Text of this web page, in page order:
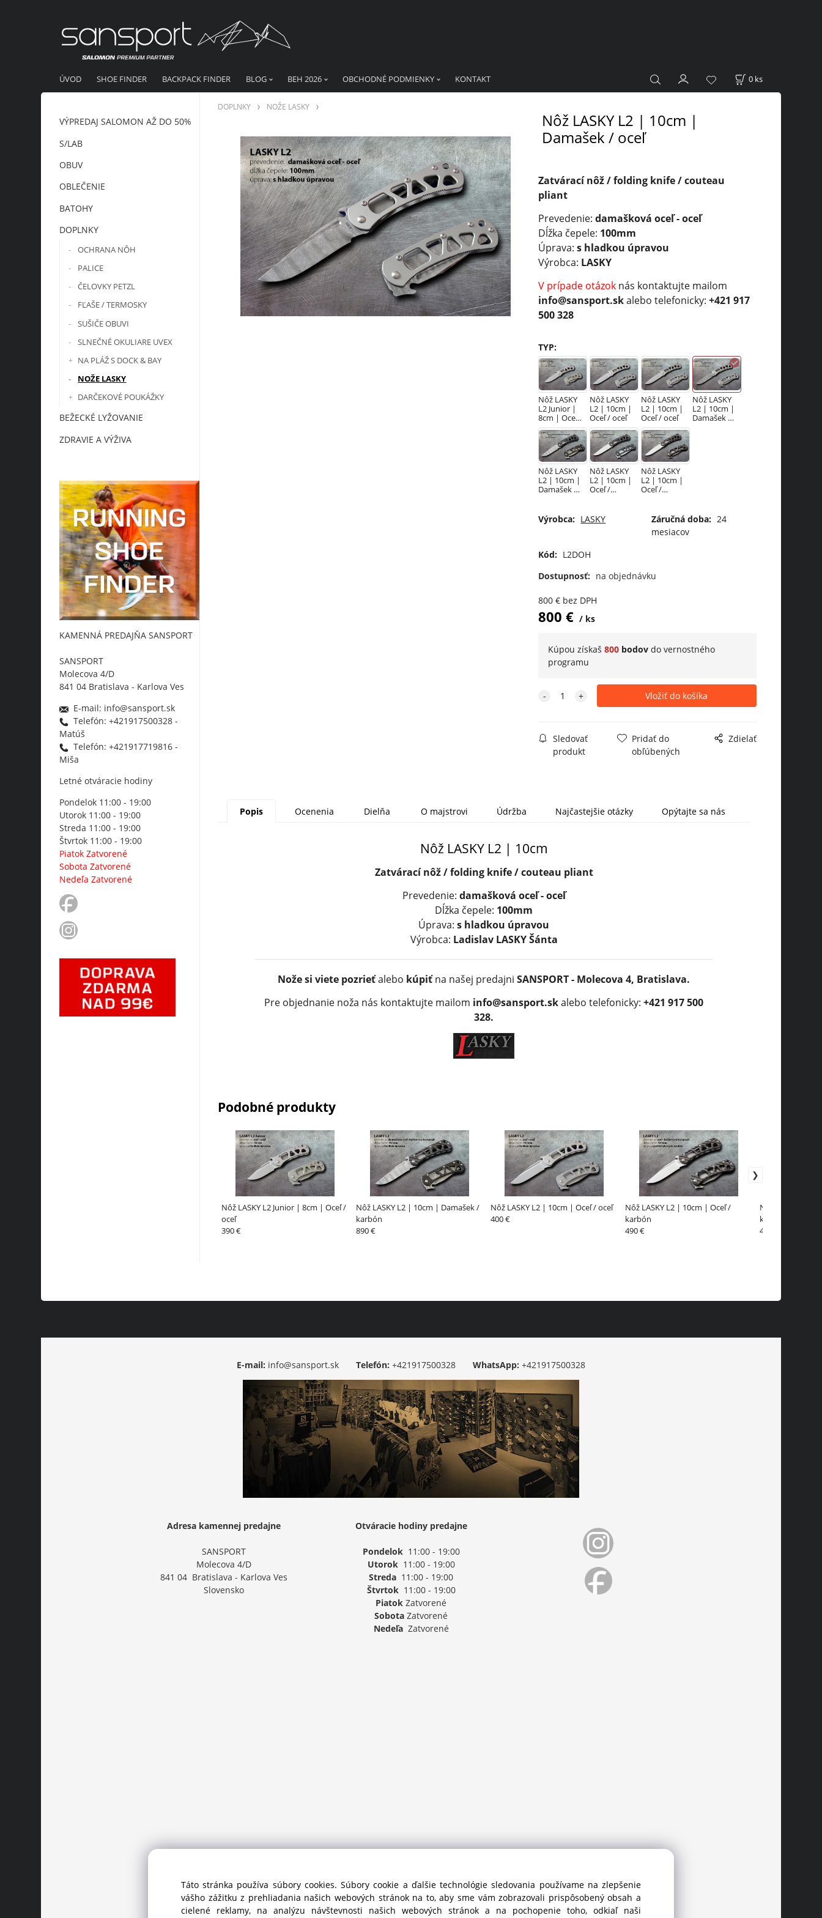
ÚVOD SHOE FINDER BACKPACK FINDER BLOG BEH 2026 OBCHODNÉ PODMIENKY KONTAKT 0 ks
VÝPREDAJ SALOMON AŽ DO 50%
S/LAB
OBUV
OBLEČENIE
BATOHY
DOPLNKY
OCHRANA NÔH
PALICE
ČELOVKY PETZL
FĽAŠE / TERMOSKY
SUŠIČE OBUVI
SLNEČNÉ OKULIARE UVEX
NA PLÁŽ S DOCK & BAY
NOŽE LASKY
DARČEKOVÉ POUKÁŽKY
BEŽECKÉ LYŽOVANIE
ZDRAVIE A VÝŽIVA
KAMENNÁ PREDAJŇA SANSPORT
SANSPORT
Molecova 4/D
841 04 Bratislava - Karlova Ves
E-mail: info@sansport.sk
Telefón: +421917500328 -
Matúš
Telefón: +421917719816 -
Miša
Letné otváracie hodiny
Pondelok 11:00 - 19:00
Utorok 11:00 - 19:00
Streda 11:00 - 19:00
Štvrtok 11:00 - 19:00
Piatok Zatvorené
Sobota Zatvorené
Nedeľa Zatvorené
DOPLNKY NOŽE LASKY
Nôž LASKY L2 | 10cm |
Damašek / oceľ
Zatvárací nôž / folding knife / couteau
pliant
Prevedenie: damašková oceľ - oceľ
Dĺžka čepele: 100mm
Úprava:s hladkou úpravou
Výrobca: LASKY
V prípade otázok nás kontaktujte mailom
info@sansport.skalebo telefonicky:+421 917
500 328
TYP:
Nôž LASKY
L2 Junior |
8cm | Oceľ /
oceľ
Nôž LASKY
L2 | 10cm |
Oceľ / oceľ
Nôž LASKY
L2 | 10cm |
Oceľ / oceľ
Nôž LASKY
L2 | 10cm |
Damašek /
Nôž LASKY
L2 | 10cm |
Damašek /
Nôž LASKY
L2 | 10cm |
Oceľ /
Nôž LASKY
L2 | 10cm |
Oceľ /
Výrobca: LASKY Záručná doba: 24
mesiacov
Kód: L2DOH
Dostupnosť: na objednávku
800 € bez DPH
800 € ks
Kúpou získaš800 bodov dovernostného
programu
Sledovať
produkt
Pridať do
obľúbených
Zdielať
Popis Ocenenia Dielňa O majstrovi Údržba Najčastejšie otázky Opýtajte sa nás
Nôž LASKY L2 | 10cm
Zatvárací nôž / folding knife / couteau pliant
Prevedenie: damašková oceľ - oceľ
Dĺžka čepele: 100mm
Úprava:s hladkou úpravou
Výrobca: Ladislav LASKY Šánta
Nože si viete pozrieťalebo kúpiťna našej predajniSANSPORT - Molecova 4, Bratislava.
Pre objednanie noža nás kontaktujte mailom info@sansport.skalebo telefonicky:+421 917 500
328.
Podobné produkty
Nôž LASKY L2 Junior | 8cm | Oceľ /
oceľ
390 €
Nôž LASKY L2 | 10cm | Damašek /
karbón
890 €
Nôž LASKY L2 | 10cm | Oceľ / oceľ
400 €
Nôž LASKY L2 | 10cm | Oceľ /
karbón
490 €
Nôž LASKY L2 |
karbón
490 €
E-mail: info@sansport.sk Telefón: +421917500328 WhatsApp: +421917500328
Adresa kamennej predajne
SANSPORT
Molecova 4/D
841 04 Bratislava - Karlova Ves
Slovensko
Otváracie hodiny predajne
Pondelok11:00 - 19:00
Utorok11:00 - 19:00
Streda 11:00 - 19:00
Štvrtok11:00 - 19:00
Piatok Zatvorené
Sobota Zatvorené
NedeľaZatvorené
Táto stránka používa súbory cookies. Súbory cookie a ďalšie technológie sledovania používame na zlepšenie
vášho zážitku z prehliadania našich webových stránok na to, aby sme vám zobrazovali prispôsobený obsah a
cielené reklamy, na analýzu návštevnosti našich webových stránok a na pochopenie toho, odkiaľ naši